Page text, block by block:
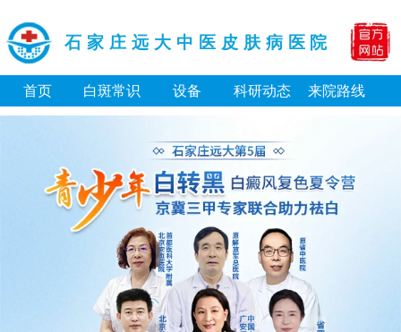
石家庄远大中医皮肤病医院
首页 白斑常识 设备 科研动态 来院路线